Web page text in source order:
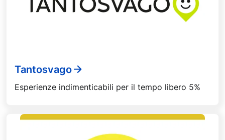
Tantosvago
Esperienze indimenticabili per il tempo libero 5%